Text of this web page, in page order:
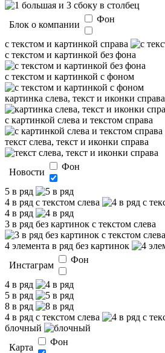
Блок о компании
Фон
с текстом и картинкой справа
с текстом и картинкой без фона
с текстом и картинкой с фоном
картинка слева, текст и иконки справа
с картинкой слева и текстом справа
текст слева, текст и иконки справа
Новости
Фон
5 в ряд
4 в ряд с текстом слева
4 в ряд
3 в ряд без картинок с текстом слева
4 элемента в ряд без картинок
Инстаграм
Фон
4 в ряд
5 в ряд
8 в ряд
4 в ряд с текстом слева
блочный
Карта
Фон